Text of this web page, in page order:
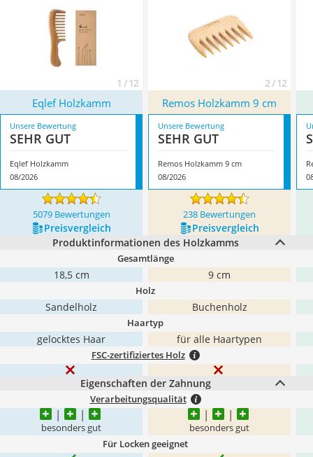
1 / 12 2 / 12
Eqlef Holzkamm Remos Holzkamm 9 cm
Unsere Bewertung
SEHR GUT
Eqlef Holzkamm
08/2026
Unsere Bewertung
SEHR GUT
Remos Holzkamm 9 cm
08/2026
5079 Bewertungen 238 Bewertungen
Preis­vergleich
Preis­vergleich
Produktinformationen des Holzkamms
Gesamtlänge
18,5 cm 9 cm
Holz
Sandelholz Buchenholz
Haartyp
gelocktes Haar für alle Haartypen
FSC-zertifiziertes Holz
Eigenschaften der Zahnung
Verarbeitungsqualität
besonders gut besonders gut
Für Locken geeignet